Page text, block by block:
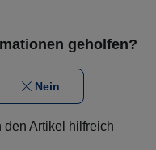
geholfen?
Nein
Artikel hilfreich